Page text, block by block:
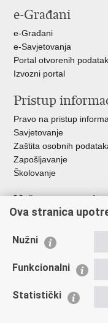
FacebookuTwitteru
e-Građani
e-Građani
e-Savjetovanja
Portal otvorenih
Izvozni portal
Pristup
Pravo na pristup
Savjetovanje
Zaštita osobnih
Zapošljavanje
Školovanje
Važne poveznice
Ministarstvo unutarnjih
Udruge
Policijska akademija
Zaklada policijske
Ova stranica
Nužni
Funkcionalni
Statistički